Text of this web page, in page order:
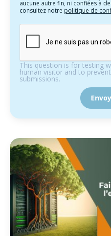
aucune autre fin, ni confiées à
consultez notre politique de
This question is for testing
human visitor and to
submissions.